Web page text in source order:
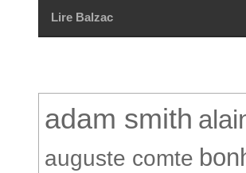
Lire Balzac
adam smith
auguste comte